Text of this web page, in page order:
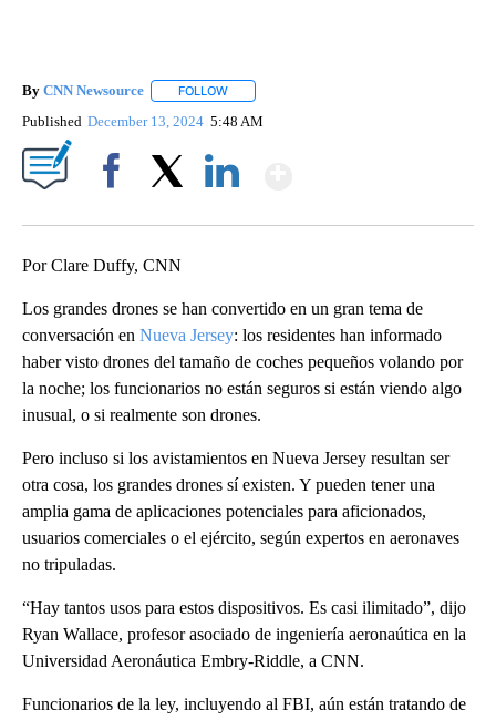
By CNN Newsource FOLLOW
Published December 13, 2024 5:48 AM
Por Clare Duffy, CNN
Los grandes drones se han convertido en un gran tema de
conversación en Nueva Jersey: los residentes han informado
haber visto drones del tamaño de coches pequeños volando por
la noche; los funcionarios no están seguros si están viendo algo
inusual, o si realmente son drones.
Pero incluso si los avistamientos en Nueva Jersey resultan ser
otra cosa, los grandes drones sí existen. Y pueden tener una
amplia gama de aplicaciones potenciales para aficionados,
usuarios comerciales o el ejército, según expertos en aeronaves
no tripuladas.
“Hay tantos usos para estos dispositivos. Es casi ilimitado”, dijo
Ryan Wallace, profesor asociado de ingeniería aeronaútica en la
Universidad Aeronáutica Embry-Riddle, a CNN.
Funcionarios de la ley, incluyendo al FBI, aún están tratando de